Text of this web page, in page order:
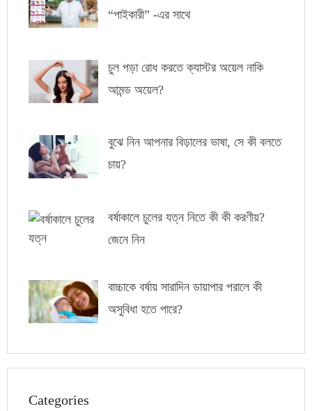
“পাইকারী” -এর সাথে
চুল পড়া রোধ করতে ক্যাস্টর অয়েল নাকি
আমন্ড অয়েল?
বুঝে নিন আপনার বিড়ালের ভাষা, সে কী বলতে
চায়?
বর্ষাকালে চুলের যত্ন নিতে কী কী করণীয়?
জেনে নিন
বাচ্চাকে বর্ষায় সারাদিন ডায়াপার পরালে কী
অসুবিধা হতে পারে?
Categories